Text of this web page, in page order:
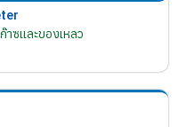
าซและของเหลว